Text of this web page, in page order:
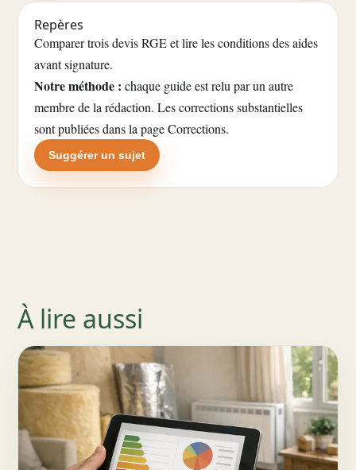
Repères
Comparer trois devis RGE et lire les conditions des aides
avant signature.
Notre méthode : chaque guide est relu par un autre
membre de la rédaction. Les corrections substantielles
sont publiées dans la page Corrections.
Suggérer un sujet
À lire aussi